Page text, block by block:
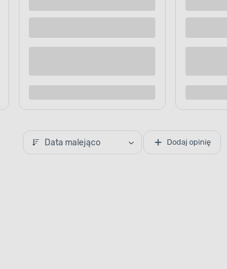
oraz
Za jej
Data malejąco Dodaj opinię